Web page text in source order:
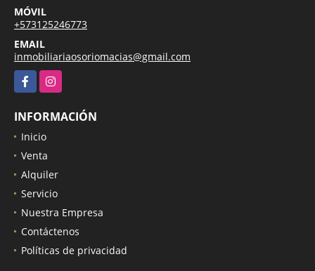
MÓVIL
+573125246773
EMAIL
inmobiliariaosoriomacias@gmail.com
FacebookInstagram
INFORMACIÓN
Inicio
Venta
Alquiler
Servicio
Nuestra Empresa
Contáctenos
Políticas de privacidad